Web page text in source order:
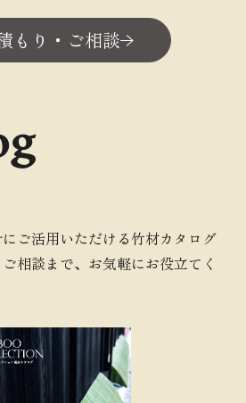
もり・ご相談
ご活用いただける竹材カタログ
相談まで、お気軽にお役立てく